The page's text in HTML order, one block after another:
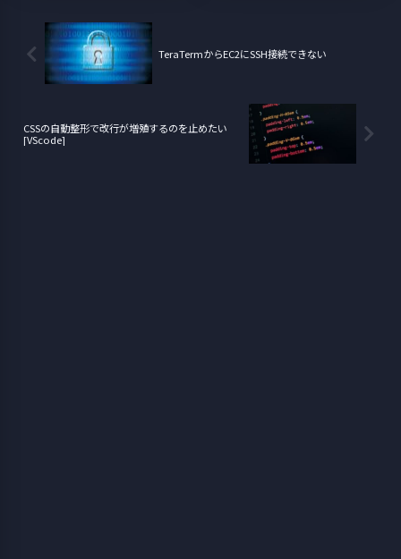
TeraTermからEC2にSSH接続できない
CSSの自動整形で改行が増殖するのを止めたい
[VScode]